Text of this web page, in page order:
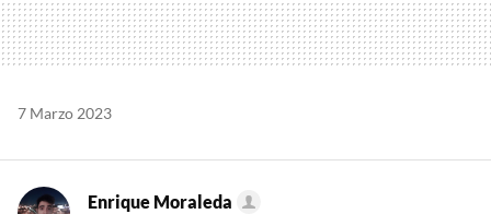
7 Marzo 2023
Enrique Moraleda